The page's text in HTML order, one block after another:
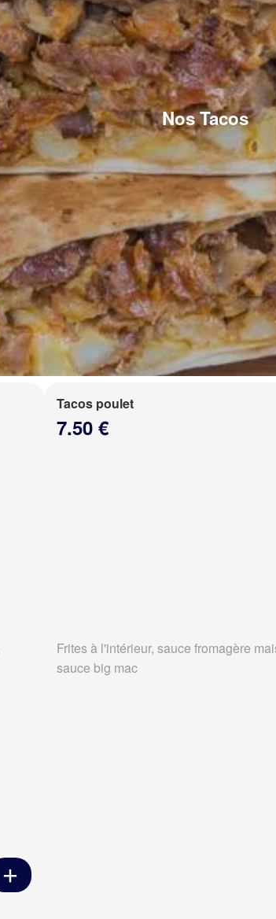
Nos Tacos
Tacos poulet
7.50 €
Frites à l'intérieur, sauce fromagère
sauce big mac